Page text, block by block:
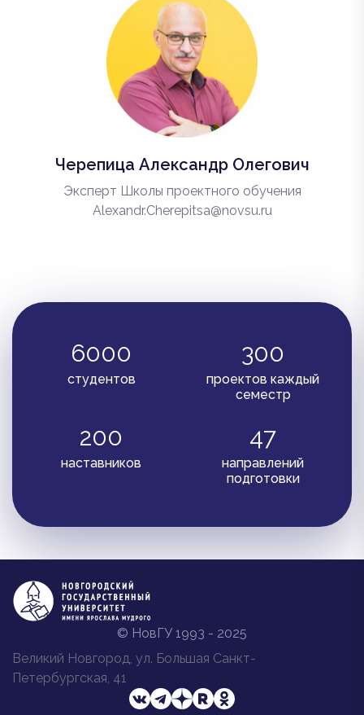
Черепица Александр Олегович
Эксперт Школы проектного обучения
Alexandr.Cherepitsa@novsu.ru
6000
студентов
300
проектов каждый
семестр
200
наставников
47
направлений
подготовки
© НовГУ 1993 - 2025
Великий Новгород, ул. Большая Санкт-
Петербургская, 41